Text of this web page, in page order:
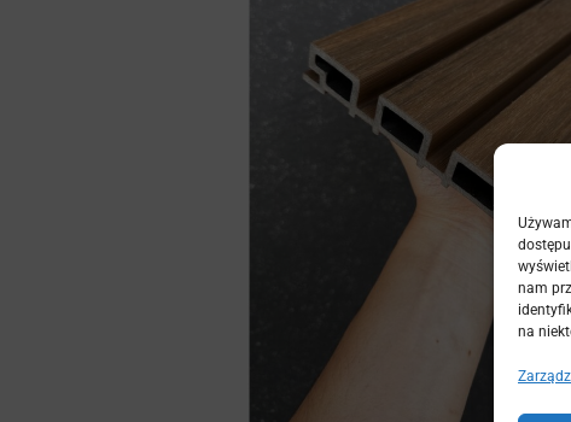
nam
na